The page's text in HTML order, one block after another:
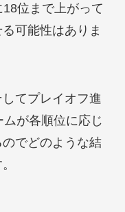
位まで上がって
可能性はありま
てプレイオフ進
が各順位に応じ
でどのような結